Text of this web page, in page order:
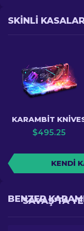
SKINLI
KARAMBIT
$495.25
KENDI
SAVAŞ'TA
BENZER